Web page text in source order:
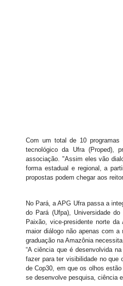
Com um total de 10 programas
tecnológico da Ufra (Proped),
associação. "Assim eles vão
forma estadual e regional, a
propostas podem chegar aos
No Pará, a APG Ufra passa a
do Pará (Ufpa), Universidade
Paixão, vice-presidente norte
maior diálogo não apenas com
graduação na Amazônia necessita.
“A ciência que é desenvolvida
fazer para ter visibilidade no que
de Cop30, em que os olhos
se desenvolve pesquisa, ciência